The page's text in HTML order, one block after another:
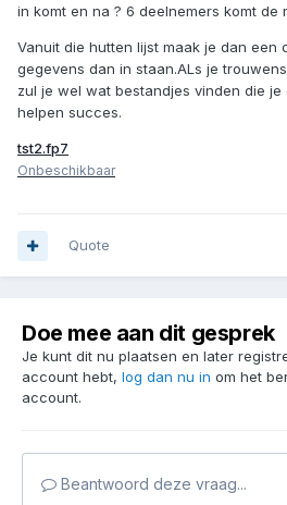
in komt en na ? 6 deelnemers komt de
Vanuit die hutten lijst maak je dan een
gegevens dan in staan.ALs je
zul je wel wat bestandjes vinden die
helpen succes.
tst2.fp7
Onbeschikbaar
Quote
Doe mee aan dit gesprek
Je kunt dit nu plaatsen en later
account hebt, log dan nu in om het
account.
Beantwoord deze vraag...